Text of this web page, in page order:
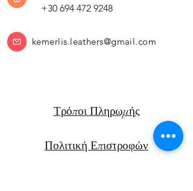
+30 694 472 9248
kemerlis.leathers@gmail.com
Τρόποι Πληρωμής
Πολιτική Επιστροφών